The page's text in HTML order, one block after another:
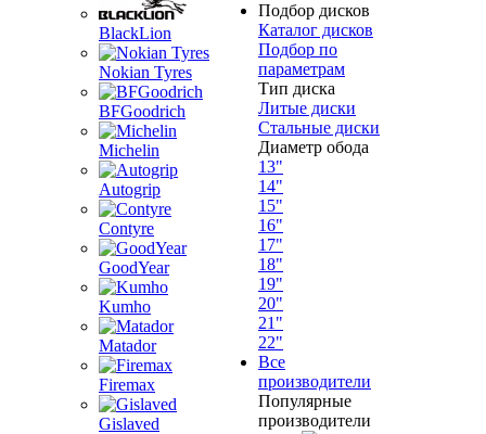
BlackLion
Nokian Tyres
BFGoodrich
Michelin
Autogrip
Contyre
GoodYear
Kumho
Matador
Firemax
Gislaved
Подбор дисков
Каталог дисков
Подбор по
параметрам
Тип диска
Литые диски
Стальные диски
Диаметр обода
13"
14"
15"
16"
17"
18"
19"
20"
21"
22"
Все
производители
Популярные
производители